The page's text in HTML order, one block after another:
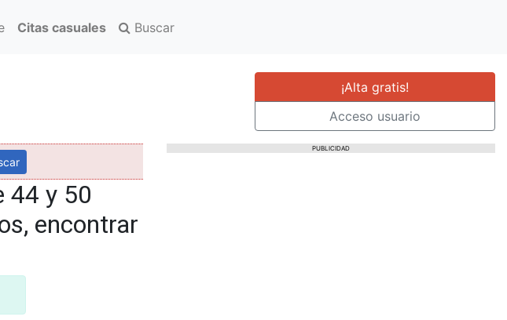
Citas casuales Buscar
¡Alta gratis!
Acceso usuario
44 y 50
encontrar
PUBLICIDAD